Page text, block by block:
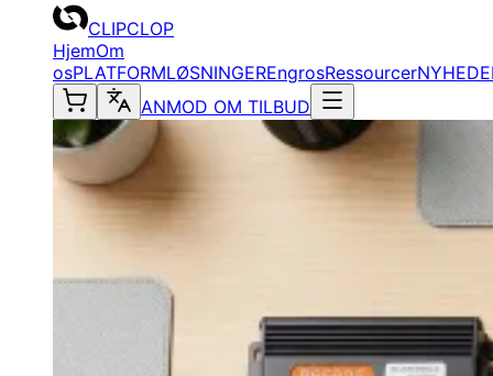
CLIPCLOP
HjemOm
osPLATFORMLØSNINGEREngrosRessourcer
ANMOD OM TILBUD